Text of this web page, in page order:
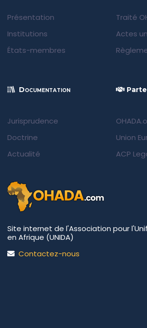
Présentation
Institutions
États-membres
Traité
Actes
Documentation
Jurisprudence
Doctrine
Actualité
Union
ACP
Site internet de l'Association pour
en Afrique (UNIDA)
Contactez-nous